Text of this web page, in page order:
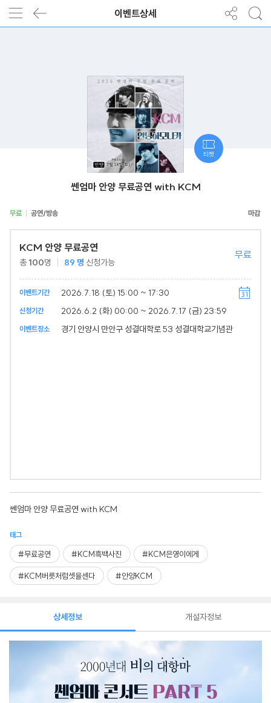
이벤트상세
쎈엄마 안양 무료공연 with KCM
무료 공연/방송
KCM 안양 무료공연
총100명 89 명 신청가능
무료
이벤트기간 2026.7.18 (토) 15:00 ~ 17:30
신청기간 2026.6.2 (화) 00:00 ~ 2026.7.17 (금) 23:59
이벤트장소 경기 안양시 만안구 성결대학로 53 성결대학교기념관
쎈엄마 안양 무료공연 with KCM
태그
#무료공연 #KCM흑백사진 #KCM은영이에게
#KCM버릇처럼셋을센다 #안양KCM
티켓
상세정보 개설자정보